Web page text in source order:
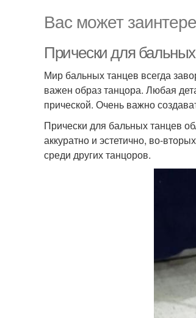
Вас может
Прически для
Мир бальных танцев всегда
важен образ танцора. Любая
прической. Очень важно
Прически для бальных танцев
аккуратно и эстетично, во-
среди других танцоров.